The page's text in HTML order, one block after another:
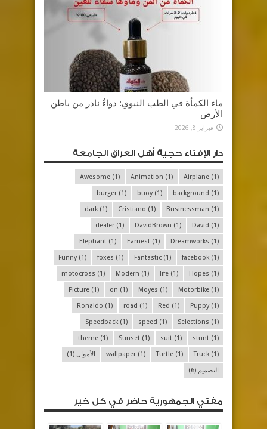
ماء الكمأة في الطب النبوي: دواءٌ نادر من باطن
الأرض
فبراير 8, 2026
دار الإفتاء حجية أهل العراق الجامعة
Airplane (1)
Animation (1)
Awesome (1)
background (1)
buoy(1)
burger (1)
Businessman (1)
Cristiano (1)
dark (1)
David (1)
DavidBrown (1)
dealer (1)
Dreamworks (1)
Earnest (1)
Elephant (1)
facebook (1)
Fantastic (1)
foxes (1)
Funny(1)
Hopes (1)
life (1)
Modern (1)
motocross (1)
Motorbike (1)
Moyes (1)
on (1)
Picture (1)
Puppy(1)
Red (1)
road (1)
Ronaldo (1)
Selections (1)
speed (1)
Speedback (1)
stunt (1)
suit (1)
Sunset (1)
theme (1)
Truck (1)
Turtle (1)
wallpaper (1) الأموال (1)
التصميم (6)
مفتي الجمهورية حاضر في كل خير